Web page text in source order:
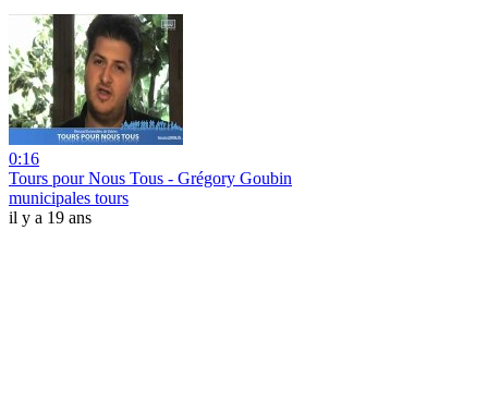
0:16
Tours pour Nous Tous - Grégory Goubin
municipales tours
il y a 19 ans